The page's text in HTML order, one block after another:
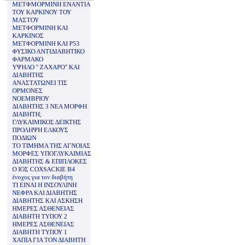
ΜΕΤΦΜΟΡΜΙΝΗ ΕΝΑΝΤΙΑ
ΤΟΥ ΚΑΡΚΙΝΟΥ ΤΟΥ
ΜΑΣΤΟΥ
ΜΕΤΦΟΡΜΙΝΗ ΚΑΙ
ΚΑΡΚΙΝΟΣ
ΜΕΤΦΟΡΜΙΝΗ ΚΑΙ P53
ΦΥΣΙΚΟ ΑΝΤΙΔΙΑΒΗΤΙΚΟ
ΦΑΡΜΑΚΟ
ΥΨΗΛΟ " ΖΑΧΑΡΟ" ΚΑΙ
ΔΙΑΒΗΤΗΣ
ΑΝΑΣΤΑΤΩΝΕΙ ΤΙΣ
ΟΡΜΟΝΕΣ
ΝΟΕΜΒΡΙΟΥ
ΔΙΑΒΗΤΗΣ 3 ΝΕΑ ΜΟΡΦΗ
ΔΙΑΒΗΤΗ;
ΓΛΥΚΑΙΜΙΚΟΣ ΔΕΙΚΤΗΣ
ΠΡΟΛΗΨΗ ΕΛΚΟΥΣ
ΠΟΔΙΩΝ
ΤΟ ΤΙΜΗΜΑ ΤΗΣ ΑΓΝΟΙΑΣ
ΜΟΡΦΕΣ ΥΠΟΓΛΥΚΑΙΜΙΑΣ
ΔΙΑΒΗΤΗΣ & ΕΠΙΠΛΟΚΕΣ
Ο ΙΟΣ COXSACKIE B4
ένοχος για τον διαβήτη
ΤΙ ΕΙΝΑΙ Η ΙΝΣΟΥΛΙΝΗ
ΝΕΦΡΑ ΚΑΙ ΔΙΑΒΗΤΗΣ
ΔΙΑΒΗΤΗΣ ΚΑΙ ΑΣΚΗΣΗ
ΗΜΕΡΕΣ ΑΣΘΕΝΕΙΑΣ
ΔΙΑΒΗΤΗ ΤΥΠΟΥ 2
ΗΜΕΡΕΣ ΑΣΘΕΝΕΙΑΣ
ΔΙΑΒΗΤΗ ΤΥΠΟΥ 1
ΧΑΠΙΑ ΓΙΑ ΤΟΝ ΔΙΑΒΗΤΗ